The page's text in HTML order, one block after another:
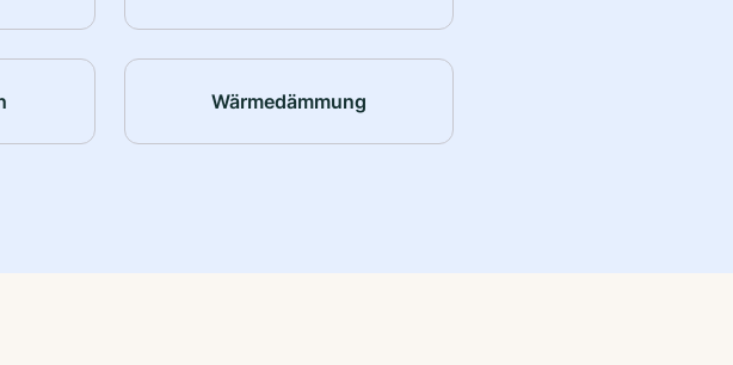
Wärmedämmung